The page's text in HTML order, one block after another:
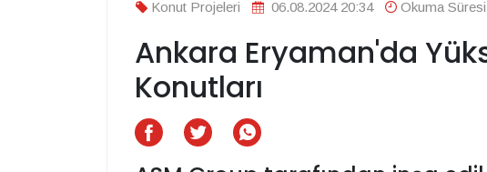
Konut Projeleri 06.08.2024 20:34 Okuma
Ankara Eryaman'da
Konutları